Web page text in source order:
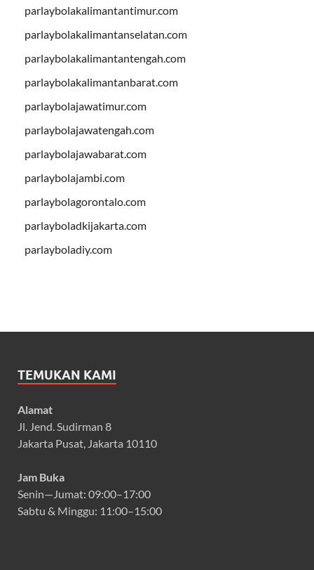
parlaybolakalimantantimur.com
parlaybolakalimantanselatan.com
parlaybolakalimantantengah.com
parlaybolakalimantanbarat.com
parlaybolajawatimur.com
parlaybolajawatengah.com
parlaybolajawabarat.com
parlaybolajambi.com
parlaybolagorontalo.com
parlayboladkijakarta.com
parlayboladiy.com
TEMUKAN KAMI
Alamat
Jl. Jend. Sudirman 8
Jakarta Pusat, Jakarta 10110
Jam Buka
Senin—Jumat: 09:00–17:00
Sabtu & Minggu: 11:00–15:00